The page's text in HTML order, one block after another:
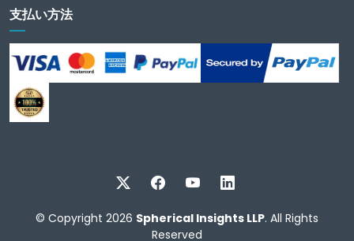
支払い方法
© Copyright 2026 Spherical Insights LLP. All Rights
Reserved